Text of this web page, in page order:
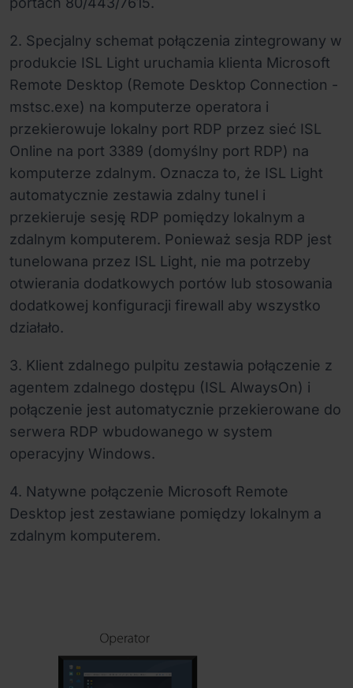
2. Specjalny schemat połączenia zintegrowany w
produkcie ISL Light uruchamia klienta Microsoft
Remote Desktop (Remote Desktop Connection -
mstsc.exe) na komputerze operatora i
przekierowuje lokalny port RDP przez sieć ISL
Online na port 3389 (domyślny port RDP) na
komputerze zdalnym. Oznacza to, że ISL Light
automatycznie zestawia zdalny tunel i
przekieruje sesję RDP pomiędzy lokalnym a
zdalnym komputerem. Ponieważ sesja RDP jest
tunelowana przez ISL Light, nie ma potrzeby
otwierania dodatkowych portów lub stosowania
dodatkowej konfiguracji firewall aby wszystko
działało.
3. Klient zdalnego pulpitu zestawia połączenie z
agentem zdalnego dostępu (ISL AlwaysOn) i
połączenie jest automatycznie przekierowane do
serwera RDP wbudowanego w system
operacyjny Windows.
4. Natywne połączenie Microsoft Remote
Desktop jest zestawiane pomiędzy lokalnym a
zdalnym komputerem.